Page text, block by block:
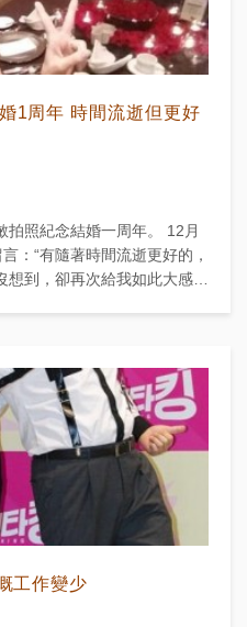
1周年 時間流逝但更好
拍照紀念結婚一周年。 12月
：“有隨著時間流逝更好的，
到，卻再次給我如此大感動
工作變少